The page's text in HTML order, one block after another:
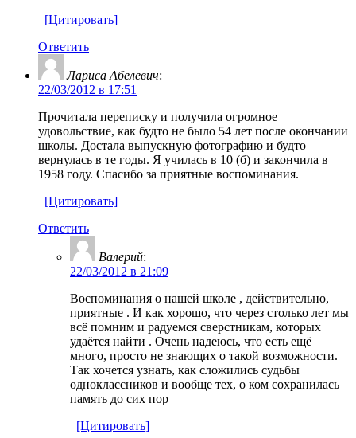
[Цитировать]
Ответить
Лариса Абелевич:
22/03/2012 в 17:51
Прочитала переписку и получила огромное
удовольствие, как будто не было 54 лет после окончании
школы. Достала выпускную фотографию и будто
вернулась в те годы. Я училась в 10 (б) и закончила в
1958 году. Спасибо за приятные воспоминания.
[Цитировать]
Ответить
Валерий:
22/03/2012 в 21:09
Воспоминания о нашей школе , действительно,
приятные . И как хорошо, что через столько лет мы
всё помним и радуемся сверстникам, которых
удаётся найти . Очень надеюсь, что есть ещё
много, просто не знающих о такой возможности.
Так хочется узнать, как сложились судьбы
одноклассников и вообще тех, о ком сохранилась
память до сих пор
[Цитировать]